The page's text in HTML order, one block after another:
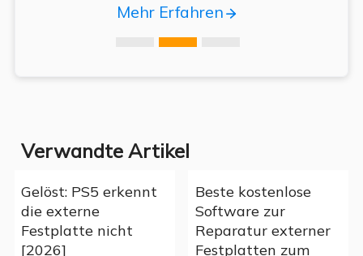
Mehr Erfahren
Verwandte Artikel
Gelöst: PS5 erkennt
die externe
Festplatte nicht
[2026]
Beste kostenlose
Software zur
Reparatur externer
Festplatten zum